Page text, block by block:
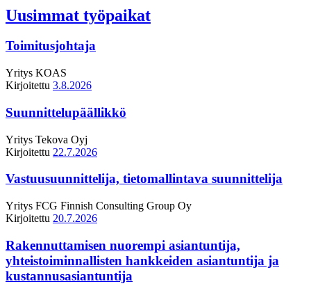
Uusimmat työpaikat
Toimitusjohtaja
Yritys KOAS
Kirjoitettu 3.8.2026
Suunnittelupäällikkö
Yritys Tekova Oyj
Kirjoitettu 22.7.2026
Vastuusuunnittelija, tietomallintava suunnittelija
Yritys FCG Finnish Consulting Group Oy
Kirjoitettu 20.7.2026
Rakennuttamisen nuorempi asiantuntija,
yhteistoiminnallisten hankkeiden asiantuntija ja
kustannusasiantuntija